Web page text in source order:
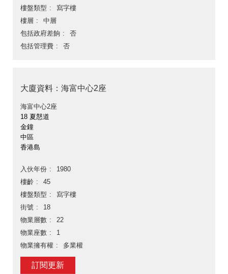
樓盤類型
寫字樓
樓層
中層
包括政府差餉
否
包括管理費
否
大廈資料：海富中心2座
海富中心2座
18 夏慤道
金鐘
中區
香港島
入伙年份
1980
樓齡
45
樓盤類型
寫字樓
街號
18
物業層數
22
物業座數
1
物業擁有權
多業權
訂閱更新